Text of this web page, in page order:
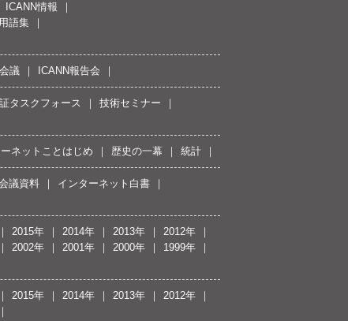
ICANN情報
用語集
議 ICANN報告会
タスクフォース
技術セミナー
ネットことはじめ 歴史の一幕 統計
議資料
インターネット白書
2015年 2014年 2013年
2012年
2002年 2001年 2000年
1999年
2015年 2014年 2013年
2012年